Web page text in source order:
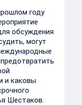
году
обсуждения
могут
и каковы
Шестаков.